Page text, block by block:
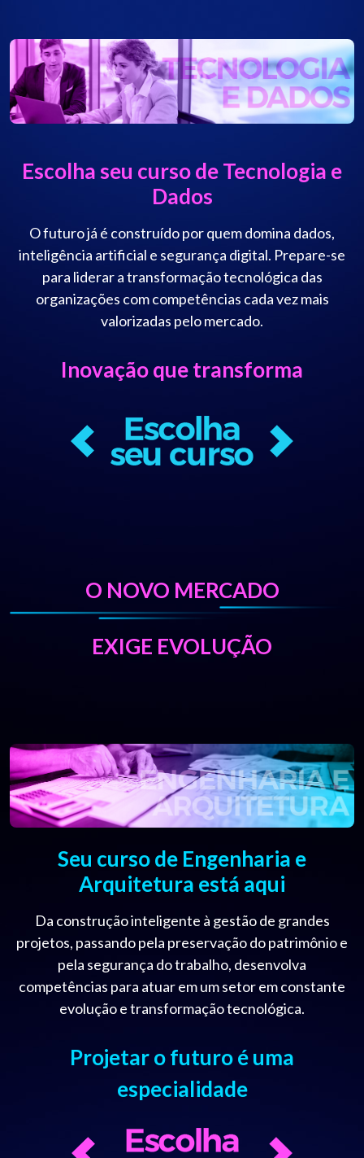
Escolha seu curso de Tecnologia e
Dados
O futuro já é construído por quem domina dados,
inteligência artificial e segurança digital. Prepare-se
para liderar a transformação tecnológica das
organizações com competências cada vez mais
valorizadas pelo mercado.
Inovação que transforma
O NOVO MERCADO
EXIGE EVOLUÇÃO
Seu curso de Engenharia e
Arquitetura está aqui
Da construção inteligente à gestão de grandes
projetos, passando pela preservação do patrimônio e
pela segurança do trabalho, desenvolva
competências para atuar em um setor em constante
evolução e transformação tecnológica.
Projetar o futuro é uma
especialidade